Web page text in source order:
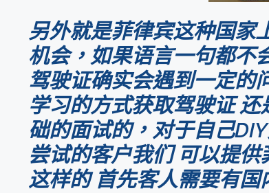
另外就是菲律宾这种国家
机会，如果语言一句都不
驾驶证确实会遇到一定的
学习的方式获取驾驶证
础的面试的，对于自己
尝试的客户我们 可以提
这样的 首先客人需要有